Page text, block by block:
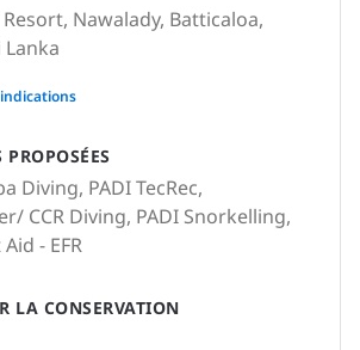
Diving, PADI TecRec,
CCR Diving, PADI Snorkelling,
- EFR
LA CONSERVATION
Resort, Nawalady, Batticaloa,
Lanka